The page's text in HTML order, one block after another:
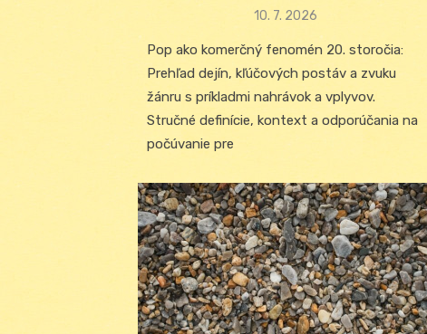
Posted
10. 7. 2026
Pop ako komerčný fenomén 20. storočia:
Prehľad dejín, kľúčových postáv a zvuku
žánru s príkladmi nahrávok a vplyvov.
Stručné definície, kontext a odporúčania na
počúvanie pre